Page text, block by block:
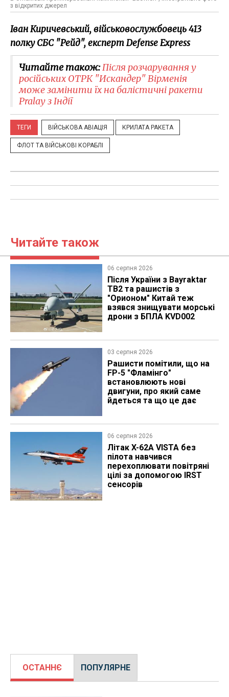
з відкритих джерел
Іван Киричевський, військовослужбовець 413
полку СБС "Рейд", експерт Defense Express
Читайте також:Після розчарування у
російських ОТРК "Искандер" Вірменія
може замінити їх на балістичні ракети
Pralay з Індії
ТЕГИ ВІЙСЬКОВА АВІАЦІЯ КРИЛАТА РАКЕТА
ФЛОТ ТА ВІЙСЬКОВІ КОРАБЛІ
Читайте також
06 серпня 2026
Після України з Bayraktar
TB2 та рашистів з
"Орионом" Китай теж
взявся знищувати морські
дрони з БПЛА KVD002
03 серпня 2026
Рашисти помітили, що на
FP-5 "Фламінго"
встановлюють нові
двигуни, про який саме
йдеться та що це дає
06 серпня 2026
Літак X-62A VISTA без
пілота навчився
перехоплювати повітряні
цілі за допомогою IRST
сенсорів
ОСТАННЄ ПОПУЛЯРНЕ